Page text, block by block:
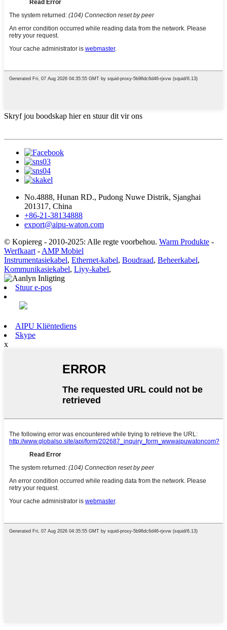
Skryf jou boodskap hier en stuur dit vir ons
No.4888, Hunan RD., Pudong Nuwe Distrik, Sjanghai
201317, China
+86-21-38134888
export@aipu-waton.com
© Kopiereg - 2010-2025: Alle regte voorbehou. Warm Produkte -
Werfkaart - AMP Mobiel
Instrumentasiekabel, Ethernet-kabel, Boudraad, Beheerkabel,
Kommunikasiekabel, Liyy-kabel,
Stuur e-pos
AIPU Kliëntediens
Skype
x